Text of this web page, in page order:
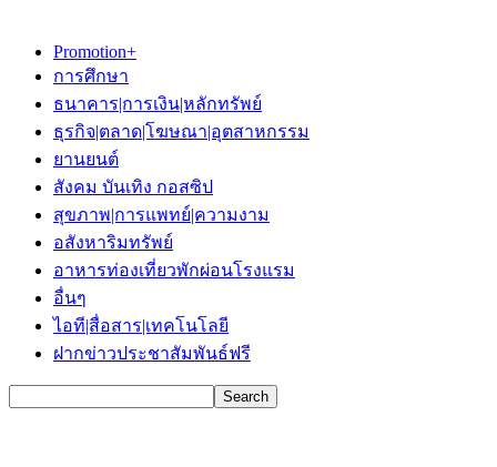
Promotion+
การศึกษา
ธนาคาร|การเงิน|หลักทรัพย์
ธุรกิจ|ตลาด|โฆษณา|อุตสาหกรรม
ยานยนต์
สังคม บันเทิง กอสซิป
สุขภาพ|การแพทย์|ความงาม
อสังหาริมทรัพย์
อาหารท่องเที่ยวพักผ่อนโรงแรม
อื่นๆ
ไอที|สื่อสาร|เทคโนโลยี
ฝากข่าวประชาสัมพันธ์ฟรี